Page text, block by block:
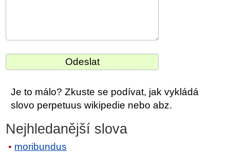
Je to málo? Zkuste se podívat, jak vykládá
slovo perpetuus wikipedie nebo abz.
Nejhledanější slova
moribundus